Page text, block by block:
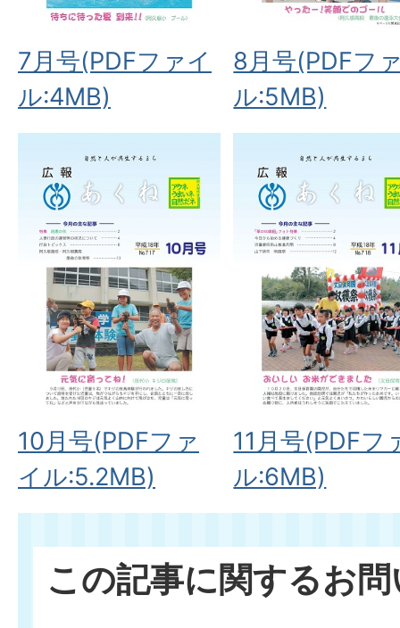
7月号(PDFファイ
ル:4MB)
8月号(PDFフ
ル:5MB)
10月号(PDFファ
イル:5.2MB)
11月号(PDFフ
ル:6MB)
この記事に関するお